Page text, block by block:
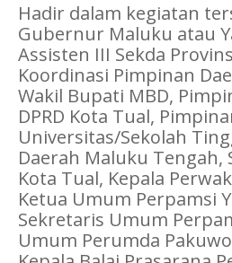
Hadir dalam kegiatan
Gubernur Maluku atau
Assisten III Sekda
Koordinasi Pimpinan
Wakil Bupati MBD,
DPRD Kota Tual,
Universitas/Sekolah
Daerah Maluku Tengah,
Kota Tual, Kepala
Ketua Umum Perpamsi
Sekretaris Umum
Umum Perumda